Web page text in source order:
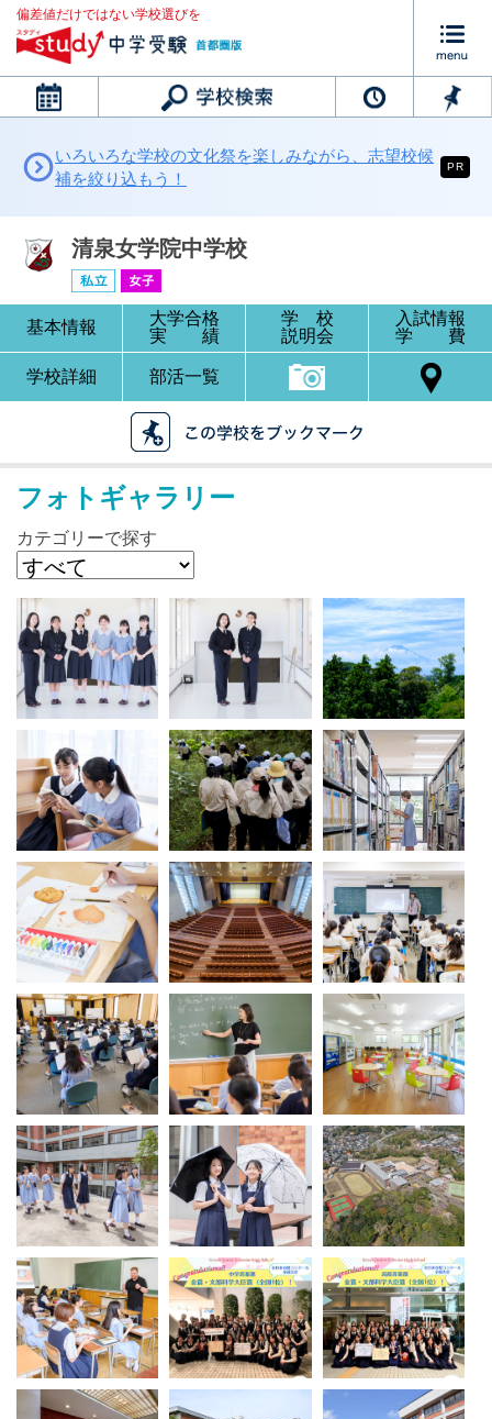
偏差値だけではない学校選びを
カレンダー
最近見た学校
清泉女学院中学校
ブックマークした学校
ブックマークした学校はありません
いろいろな学校の文化祭を楽しみながら、志望校候
補を絞り込もう！
PR
清泉女学院中学校
基本情報
大学合格
実 績
学 校
説明会
入試情報
学 費
学校詳細 部活一覧
フォトギャラリー
カテゴリーで探す